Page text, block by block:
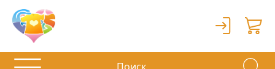
Вход